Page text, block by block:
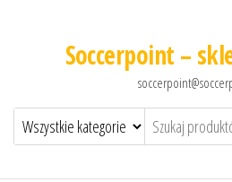
Soccerpoint –